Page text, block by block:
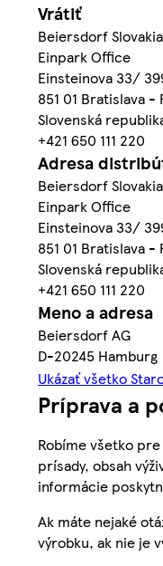
Vrátiť
Beiersdorf
Einpark Office
Einsteinova 33/
851 01 Bratislava -
Slovenská
+421 650 111 220
Adresa
Beiersdorf
Einpark Office
Einsteinova 33/
851 01 Bratislava -
Slovenská
+421 650 111 220
Meno a adresa
Beiersdorf AG
D-20245 Hamburg
Ukázať všetko
Príprava a
Robíme všetko
prísady, obsah
informácie
Ak máte nejaké
výrobku, ak nie je